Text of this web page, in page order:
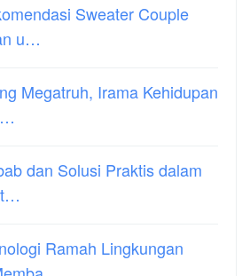
Sweater Couple
u…
Megatruh, Irama Kehidupan
dan Solusi Praktis dalam
Ramah Lingkungan